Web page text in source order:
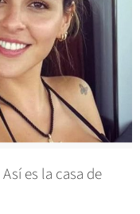
Así es la casa de